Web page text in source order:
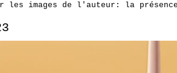
les images de l'auteur: la